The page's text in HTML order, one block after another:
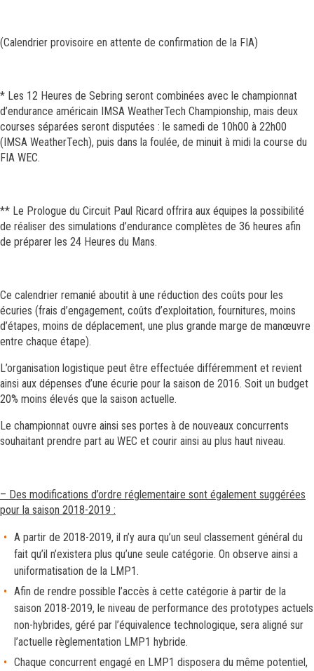
(Calendrier provisoire en attente de confirmation de la FIA)
* Les 12 Heures de Sebring seront combinées avec le championnat
d’endurance américain IMSA WeatherTech Championship, mais deux
courses séparées seront disputées : le samedi de 10h00 à 22h00
(IMSA WeatherTech), puis dans la foulée, de minuit à midi la course du
FIA WEC.
** Le Prologue du Circuit Paul Ricard offrira aux équipes la possibilité
de réaliser des simulations d’endurance complètes de 36 heures afin
de préparer les 24 Heures du Mans.
Ce calendrier remanié aboutit à une réduction des coûts pour les
écuries (frais d’engagement, coûts d’exploitation, fournitures, moins
d’étapes, moins de déplacement, une plus grande marge de manœuvre
entre chaque étape).
L’organisation logistique peut être effectuée différemment et revient
ainsi aux dépenses d’une écurie pour la saison de 2016. Soit un budget
20% moins élevés que la saison actuelle.
Le championnat ouvre ainsi ses portes à de nouveaux concurrents
souhaitant prendre part au WEC et courir ainsi au plus haut niveau.
– Des modifications d’ordre réglementaire sont également suggérées
pour la saison 2018-2019 :
A partir de 2018-2019, il n’y aura qu’un seul classement général du
fait qu’il n’existera plus qu’une seule catégorie. On observe ainsi a
uniformatisation de la LMP1.
Afin de rendre possible l’accès à cette catégorie à partir de la
saison 2018-2019, le niveau de performance des prototypes actuels
non-hybrides, géré par l’équivalence technologique, sera aligné sur
l’actuelle règlementation LMP1 hybride.
Chaque concurrent engagé en LMP1 disposera du même potentiel,